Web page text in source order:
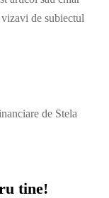
de subiectul
tine!